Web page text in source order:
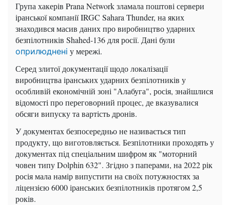
Група хакерів Prana Network зламала поштові сервери
іранської компанії IRGC Sahara Thunder, на яких
знаходився масив даних про виробництво ударних
безпілотників Shahed-136 для росії. Дані були
оприлюднені у мережі.
Серед злитої документації щодо локалізації
виробництва іранських ударних безпілотників у
особливій економічній зоні "Алабуга", росія, знайшлися
відомості про переговорний процес, де вказувалися
обсяги випуску та вартість дронів.
У документах безпосередньо не називається тип
продукту, що виготовляється. Безпілотники проходять у
документах під спеціальним шифром як "моторний
човен типу Dolphin 632". Згідно з паперами, на 2022 рік
росія мала намір випустити на своїх потужностях за
ліцензією 6000 іранських безпілотників протягом 2,5
років.